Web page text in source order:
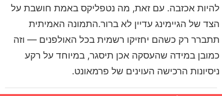
להיות אכזבה. עם זאת, מה נטפליקס באמת חושבת על
הצד של הגיימינג עדיין לא ברור.התמונה האמיתית
תתברר רק כשהם יחזיקו רשמית בכל האולפנים — וזה
כמובן במידה שהעסקה אכן תיסגר, במיוחד על רקע
ניסיונות הרכישה העוינים של פרמאונט.